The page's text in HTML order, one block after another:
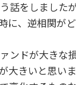
話をしました
に、逆相関が
ンドが大きな
大きいと思い